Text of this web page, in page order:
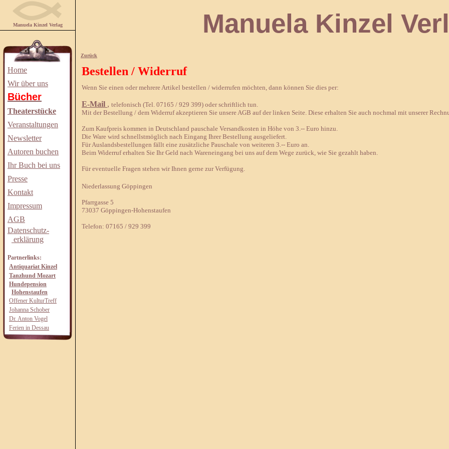
Manuela Kinzel Verlag
Home
Wir über uns
Bücher
Theaterstücke
Veranstaltungen
Newsletter
Autoren buchen
Ihr Buch bei uns
Presse
Kontakt
Impressum
AGB
Datenschutz-
erklärung
Partnerlinks:
Antiquariat Kinzel
Tanzhund Mozart
Hundepension
Hohenstaufen
Offener KulturTreff
Johanna Schober
Dr. Anton Vogel
Ferien in Dessau
Manuela Kinzel
Zurück
Bestellen / Widerruf
Wenn Sie einen oder mehrere Artikel bestellen / widerrufen möchten, dann können Sie dies per:
E-Mail , telefonisch (Tel. 07165 / 929 399) oder schriftlich tun.
Mit der Bestellung / dem Widerruf akzeptieren Sie unsere AGB auf der linken Seite. Diese erhalten Sie auch nochmal mit unserer
Zum Kaufpreis kommen in Deutschland pauschale Versandkosten in Höhe von 3.-- Euro hinzu.
Die Ware wird schnellstmöglich nach Eingang Ihrer Bestellung ausgeliefert.
Für Auslandsbestellungen fällt eine zusätzliche Pauschale von weiteren 3.-- Euro an.
Beim Widerruf erhalten Sie Ihr Geld nach Wareneingang bei uns auf dem Wege zurück, wie Sie gezahlt haben.
Für eventuelle Fragen stehen wir Ihnen gerne zur Verfügung.
Niederlassung Göppingen
Pfarrgasse 5
73037 Göppingen-Hohenstaufen
Telefon: 07165 / 929 399